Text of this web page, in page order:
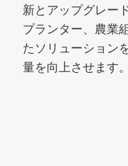
新とアップグレー
プランター、農業
たソリューション
量を向上させます。